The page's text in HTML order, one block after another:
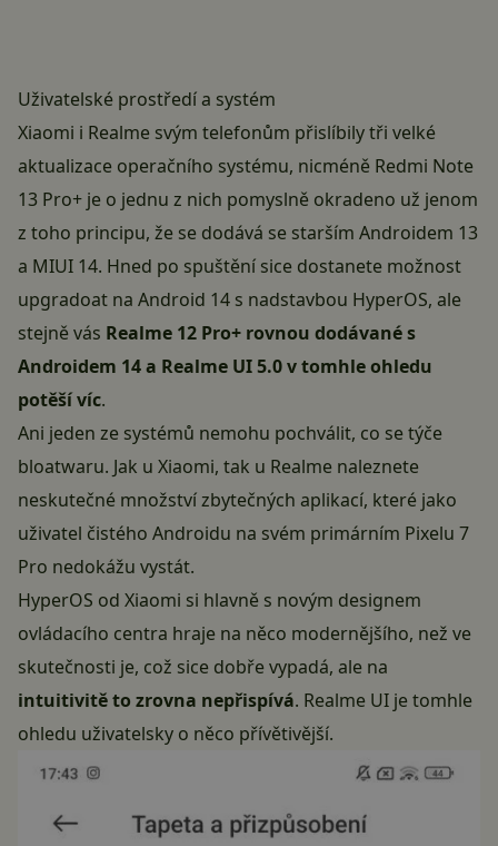
Uživatelské prostředí a systém
Xiaomi i Realme svým telefonům přislíbily tři velké
aktualizace operačního systému, nicméně Redmi Note
13 Pro+ je o jednu z nich pomyslně okradeno už jenom
z toho principu, že se dodává se starším Androidem 13
a MIUI 14. Hned po spuštění sice dostanete možnost
upgradoat na Android 14 s nadstavbou HyperOS, ale
stejně vás Realme 12 Pro+ rovnou dodávané s
Androidem 14 a Realme UI 5.0 v tomhle ohledu
potěší víc.
Ani jeden ze systémů nemohu pochválit, co se týče
bloatwaru. Jak u Xiaomi, tak u Realme naleznete
neskutečné množství zbytečných aplikací, které jako
uživatel čistého Androidu na svém primárním Pixelu 7
Pro nedokážu vystát.
HyperOS od Xiaomi si hlavně s novým designem
ovládacího centra hraje na něco modernějšího, než ve
skutečnosti je, což sice dobře vypadá, ale na
intuitivitě to zrovna nepřispívá. Realme UI je tomhle
ohledu uživatelsky o něco přívětivější.